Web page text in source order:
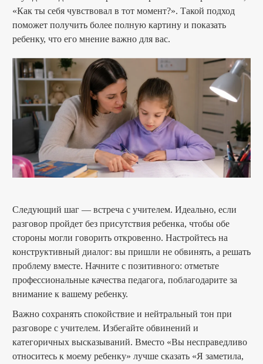
«Как ты себя чувствовал в тот момент?». Такой подход
поможет получить более полную картину и показать
ребенку, что его мнение важно для вас.
Следующий шаг — встреча с учителем. Идеально, если
разговор пройдет без присутствия ребенка, чтобы обе
стороны могли говорить откровенно. Настройтесь на
конструктивный диалог: вы пришли не обвинять, а решать
проблему вместе. Начните с позитивного: отметьте
профессиональные качества педагога, поблагодарите за
внимание к вашему ребенку.
Важно сохранять спокойствие и нейтральный тон при
разговоре с учителем. Избегайте обвинений и
категоричных высказываний. Вместо «Вы несправедливо
относитесь к моему ребенку» лучше сказать «Я заметила,